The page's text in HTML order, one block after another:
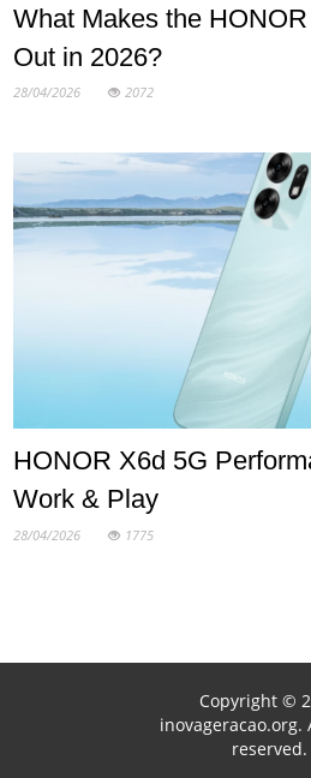
What Makes the
Out in 2026?
28/04/2026 2072
HONOR X6d 5G
Work & Play
28/04/2026 1775
Copyright ©
inovageracao.org.
reserved.